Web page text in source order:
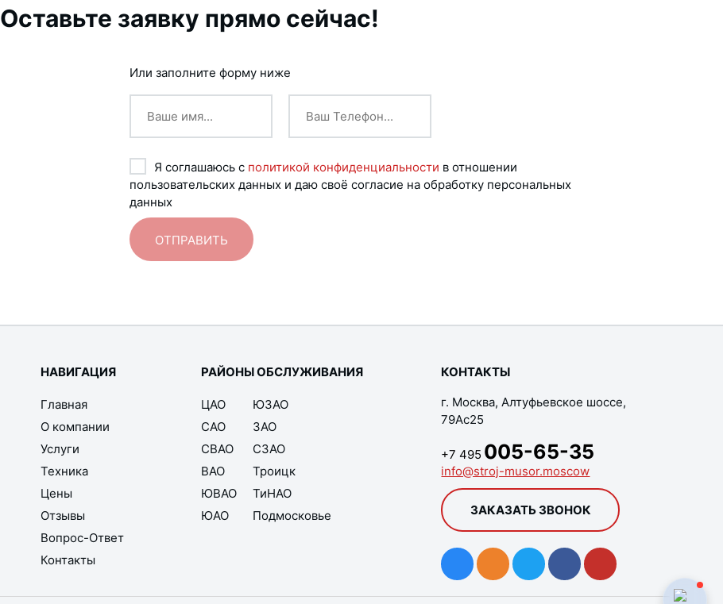
Оставьте заявку прямо сейчас!
Или заполните форму ниже
Я соглашаюсь с политикой конфиденциальности в отношении
пользовательских данных и даю своё согласие на обработку персональных
данных
НАВИГАЦИЯ
Главная
О компании
Услуги
Техника
Цены
Отзывы
Вопрос-Ответ
Контакты
РАЙОНЫ ОБСЛУЖИВАНИЯ
ЦАО
САО
СВАО
ВАО
ЮВАО
ЮАО
ЮЗАО
ЗАО
СЗАО
Троицк
ТиНАО
Подмосковье
КОНТАКТЫ
г. Москва, Алтуфьевское шоссе,
79Ас25
+7 495 005-65-35
info@stroj-musor.moscow
ЗАКАЗАТЬ ЗВОНОК